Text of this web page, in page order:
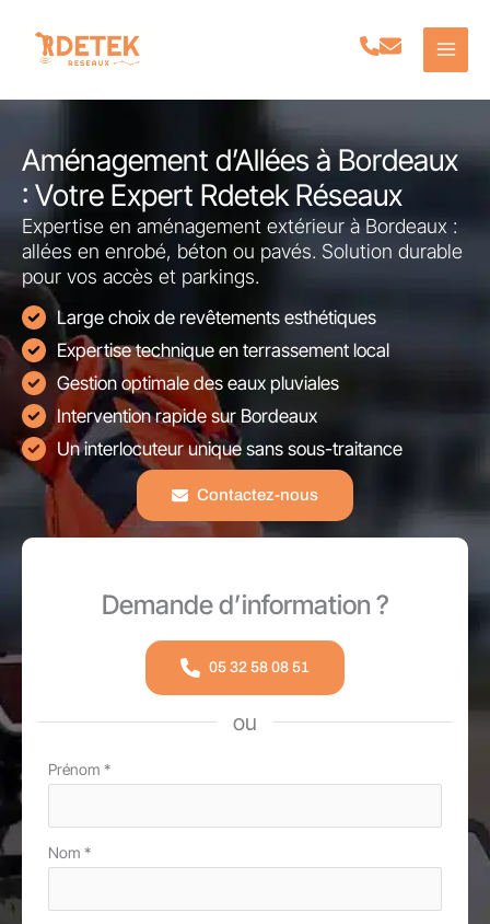
contenu
Aménagement d’Allées à Bordeaux
: Votre Expert Rdetek Réseaux
Expertise en aménagement extérieur à Bordeaux :
allées en enrobé, béton ou pavés. Solution durable
pour vos accès et parkings.
Large choix de revêtements esthétiques
Expertise technique en terrassement local
Gestion optimale des eaux pluviales
Intervention rapide sur Bordeaux
Un interlocuteur unique sans sous-traitance
Contactez-nous
Demande d’information ?
05 32 58 08 51
ou
Formulaire
avec
téléphone
Prénom *
Nom *